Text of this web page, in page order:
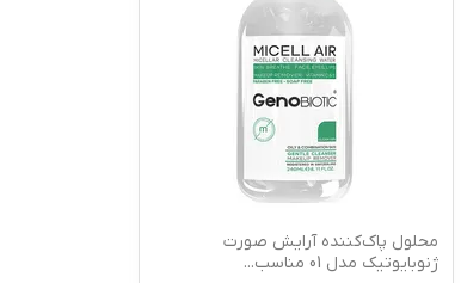
محلول پاک‌کننده آرایش صورت
ژنوبایوتیک مدل 01 مناسب
...